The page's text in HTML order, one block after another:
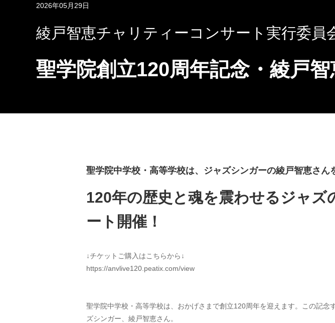
2026年05月29日
綾戸智恵チャリティーコンサート実行委員
聖学院創立120周年記念・綾戸
聖学院中学校・高等学校は、ジャズシンガーの綾戸智恵さん
120年の歴史と魂を震わせるジャ
ート開催！
↓チケットご購入はこちらから↓
https://anvlive120.peatix.com/view
聖学院中学校・高等学校は、おかげさまで創立120周年を迎えます。この記
ズシンガー、綾戸智恵さん。